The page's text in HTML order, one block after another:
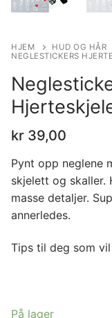
HJEM HUD OG HÅR
NEGLESTICKERS
kr 39,00
Pynt opp neglene
skjelett og skaller.
masse detaljer.
annerledes.
Tips til deg som
På lager